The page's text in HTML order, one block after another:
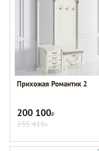
Прихожая Романтик 2
200 100Р
235 411Р